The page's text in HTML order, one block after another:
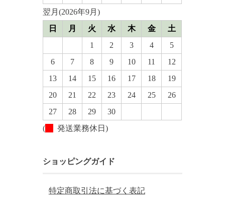
翌月(2026年9月)
日
月 火 水 木 金
土
1
2 3 4
5
6
7 8 9 10 11
12
13
14 15 16 17 18
19
20
21 22 23 24 25
26
27
28 29
30
(
発送業務休日)
ショッピングガイド
特定商取引法に基づく表記